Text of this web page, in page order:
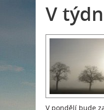
V
V pondělí bude